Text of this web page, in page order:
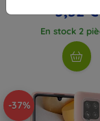
5,32 €
En stock 2
-37%